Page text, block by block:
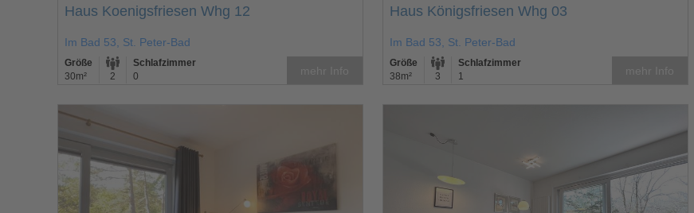
Haus Koenigsfriesen Whg 12
Im Bad 53, St. Peter-Bad
Größe
30m²
2
Schlafzimmer
0
Haus Königsfriesen Whg 03
Im Bad 53, St. Peter-Bad
Größe
38m²
3
Schlafzimmer
1